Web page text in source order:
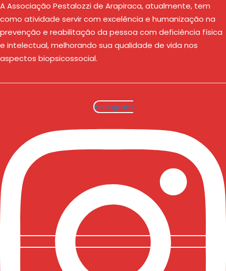
A Associação Pestalozzi de Arapiraca, atualmente, tem
como atividade servir com excelência e humanização na
prevenção e reabilitação da pessoa com deficiência física
e intelectual, melhorando sua qualidade de vida nos
aspectos biopsicossocial.
Instagram